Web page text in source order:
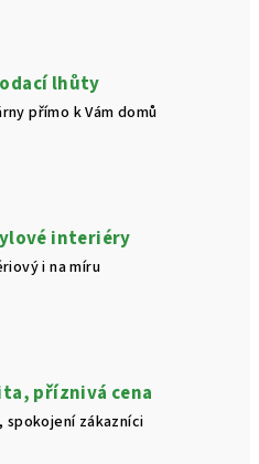
lhůty
přímo k Vám domů
interiéry
i na míru
příznivá cena
zákazníci